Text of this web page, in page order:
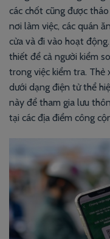
các chốt cũng được
nơi làm việc, các quán
cửa và đi vào hoạt
thiết để cả người kiểm
trong việc kiểm tra. Thẻ
dưới dạng điện tử thể
này để tham gia lưu
tại các địa điểm công